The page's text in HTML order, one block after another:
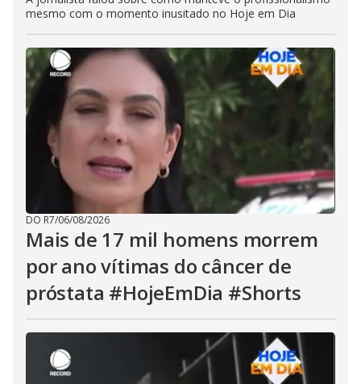
mesmo com o momento inusitado no Hoje em Dia
DO R7/06/08/2026
Mais de 17 mil homens morrem
por ano vítimas do câncer de
próstata #HojeEmDia #Shorts